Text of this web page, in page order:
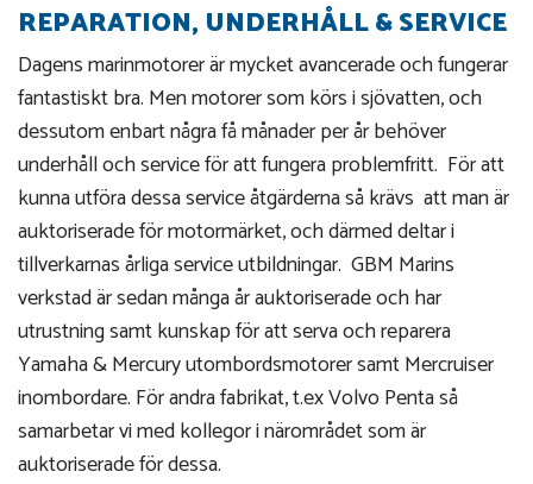
REPARATION, UNDERHÅLL & SERVICE
Dagens marinmotorer är mycket avancerade och fungerar
fantastiskt bra. Men motorer som körs i sjövatten, och
dessutom enbart några få månader per år behöver
underhåll och service för att fungera problemfritt. För att
kunna utföra dessa service åtgärderna så krävs att man är
auktoriserade för motormärket, och därmed deltar i
tillverkarnas årliga service utbildningar. GBM Marins
verkstad är sedan många år auktoriserade och har
utrustning samt kunskap för att serva och reparera
Yamaha & Mercury utombordsmotorer samt Mercruiser
inombordare. För andra fabrikat, t.ex Volvo Penta så
samarbetar vi med kollegor i närområdet som är
auktoriserade för dessa.